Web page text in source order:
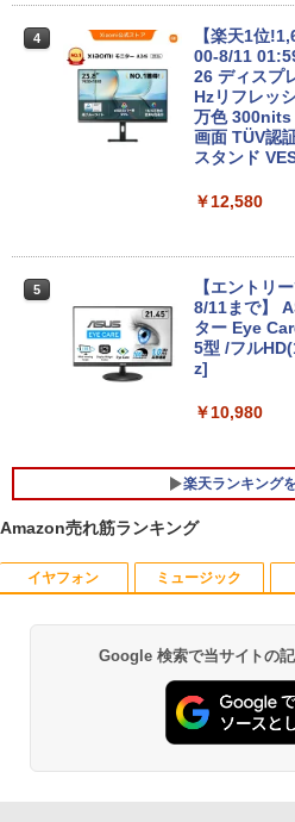
4
【新品未使
ws10 Pro 富
MVA85014)
B(SATA)
￥66,800
/
16GB (32GB
(512GB選択
ラ 無線Wi-
ートパソコ
￥153,560
【★新品20
UM M1 liteミ
5 125U、
トPC、
2、HDMI
￥66,999
【★20％ク
80 Plusミニ
ows 11 Pro
￥131,999
4
【楽天1位
00-8/11
26 ディスプ
Hzリフレッ
万色 300nits
画面 TÜV認
スタンド
￥12,580
5
【エントリ
8/11まで】
ター Eye
5型 /フル
z]
￥10,980
楽天ランキング
1
薬屋のひと
￥770
東野 圭吾 ]
Amazon売れ筋ランキング
イヤフォン
Anker
￥7,990
ミュージック
BRUCE
[Explicit]
￥250
by Amazon 天
富士山の天然
ウォーター ペ
ットル (Smart
￥1,380
薬屋のひとり
ンガンコミッ
￥770
Google 検索で当サイトの